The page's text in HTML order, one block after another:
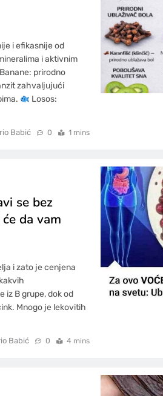
i efikasnije od
i aktivnim
Banane: prirodno
zahvaljujući
Losos:
Babić 0 1 mins
se bez
da vam
i zato je cenjena
iz B grupe, dok od
Mnogo je lekovitih
Babić 0 4 mins